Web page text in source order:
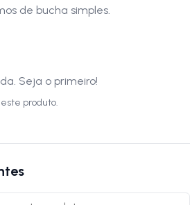
de bucha simples.
Seja o primeiro!
produto.